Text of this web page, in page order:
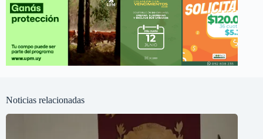
Noticias relacionadas